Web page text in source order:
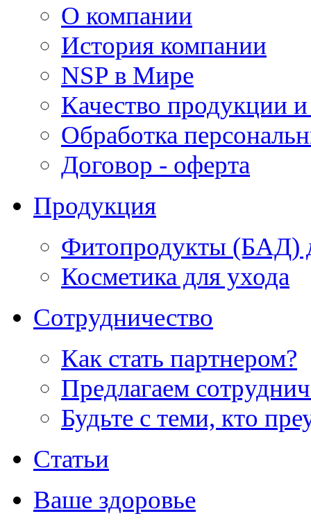
О компании
История компании
NSP в Мире
Качество продукции
Обработка
Договор - оферта
Продукция
Фитопродукты (БАД)
Косметика для ухода
Сотрудничество
Как стать партнером?
Предлагаем
Будьте с теми, кто
Статьи
Ваше здоровье